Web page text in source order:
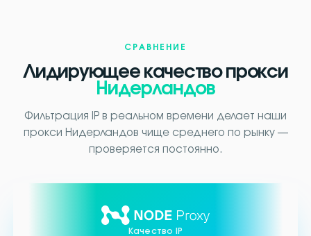
СРАВНЕНИЕ
Лидирующее качество прокси
Нидерландов
Фильтрация IP в реальном времени делает наши
прокси Нидерландов чище среднего по рынку —
проверяется постоянно.
Качество IP